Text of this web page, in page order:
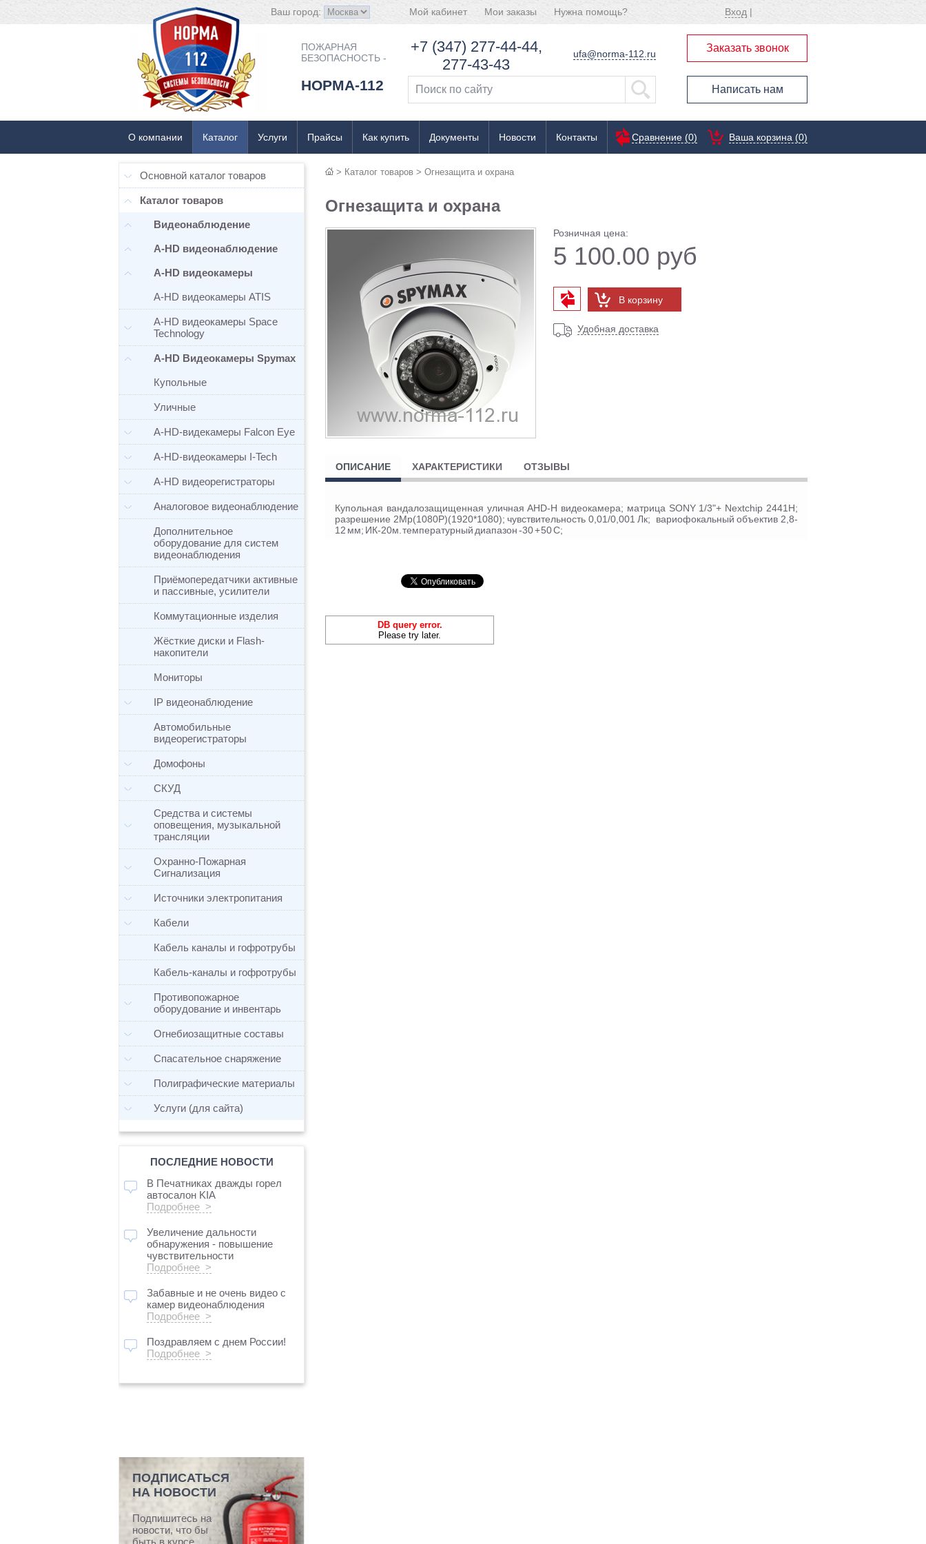
Ваш город: Нужна помощь?
Мои заказы
Мой кабинет Вход |
ПОЖАРНАЯ
БЕЗОПАСНОСТЬ -
НОРМА-112
+7 (347) 277-44-44,
277-43-43
ufa@norma-112.ru Заказать звонок
Написать нам
О компании Каталог Услуги Прайсы Как купить Документы Новости Контакты Ваша корзина (0)
Сравнение (0)
> Каталог товаров > Огнезащита и охрана
Основной каталог товаров
Каталог товаров
Видеонаблюдение
A-HD видеонаблюдение
A-HD видеокамеры
A-HD видеокамеры ATIS
A-HD видеокамеры Space
Technology
A-HD Видеокамеры Spymax
Купольные
Уличные
A-HD-видекамеры Falcon Eye
A-HD-видеокамеры I-Tech
A-HD видеорегистраторы
Аналоговое видеонаблюдение
Дополнительное
оборудование для систем
видеонаблюдения
Приёмопередатчики активные
и пассивные, усилители
Коммутационные изделия
Жёсткие диски и Flash-
накопители
Мониторы
IP видеонаблюдение
Автомобильные
видеорегистраторы
Домофоны
СКУД
Средства и системы
оповещения, музыкальной
трансляции
Охранно-Пожарная
Сигнализация
Источники электропитания
Кабели
Кабель каналы и гофротрубы
Кабель-каналы и гофротрубы
Противопожарное
оборудование и инвентарь
Огнебиозащитные составы
Спасательное снаряжение
Полиграфические материалы
Услуги (для сайта)
ПОСЛЕДНИЕ НОВОСТИ
В Печатниках дважды горел
автосалон KIA
Подробнее >
Увеличение дальности
обнаружения - повышение
чувствительности
Подробнее >
Забавные и не очень видео с
камер видеонаблюдения
Подробнее >
Поздравляем с днем России!
Подробнее >
ПОДПИСАТЬСЯ
НА НОВОСТИ
Подпишитесь на
новости, что бы
Огнезащита и охрана
Розничная цена:
5 100.00 руб
В корзину
Удобная доставка
ОПИСАНИЕ ХАРАКТЕРИСТИКИ ОТЗЫВЫ
Купольная вандалозащищенная уличная AHD-H видеокамера; матрица SONY 1/3"+ Nextchip 2441H;
разрешение 2Mp(1080P)(1920*1080); чувствительность 0,01/0,001 Лк; вариофокальный объектив 2,8-
12 мм; ИК-20м. температурный диапазон -30 + 50 С;
DB query error.
Please try later.